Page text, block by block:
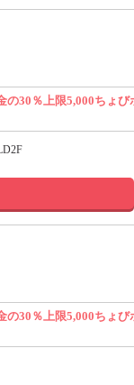
の30％上限5,000ちょび
の30％上限5,000ちょび